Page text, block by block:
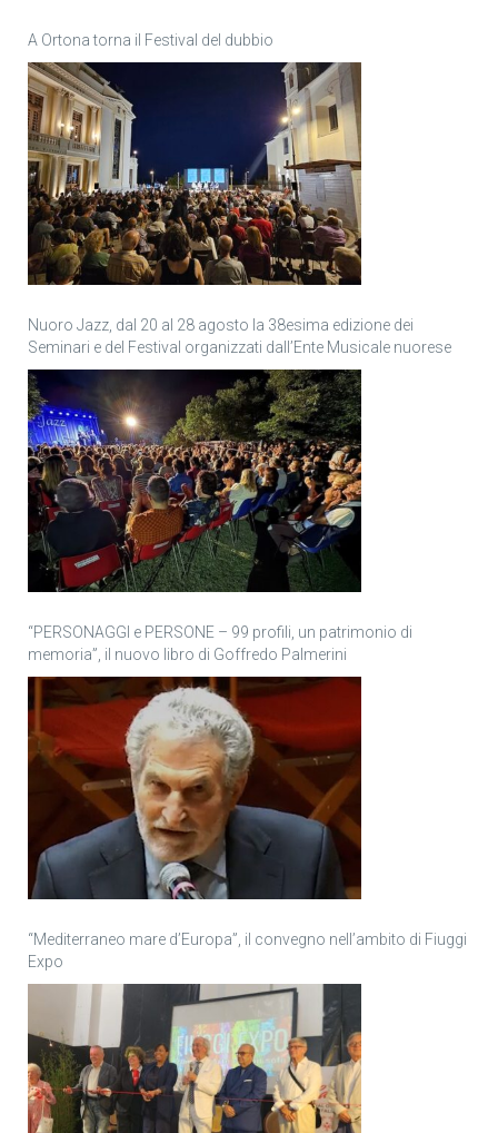
A Ortona torna il Festival del dubbio
Nuoro Jazz, dal 20 al 28 agosto la 38esima edizione dei
Seminari e del Festival organizzati dall’Ente Musicale nuorese
“PERSONAGGI e PERSONE – 99 profili, un patrimonio di
memoria”, il nuovo libro di Goffredo Palmerini
“Mediterraneo mare d’Europa”, il convegno nell’ambito di Fiuggi
Expo